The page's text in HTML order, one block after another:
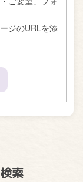
ジのURLを添
索